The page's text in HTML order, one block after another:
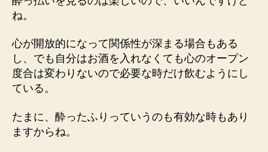
ね。
心が開放的になって関係性が深まる場合もある
し、でも自分はお酒を入れなくても心のオープン
度合は変わりないので必要な時だけ飲むようにし
ている。
たまに、酔ったふりっていうのも有効な時もあり
ますからね。